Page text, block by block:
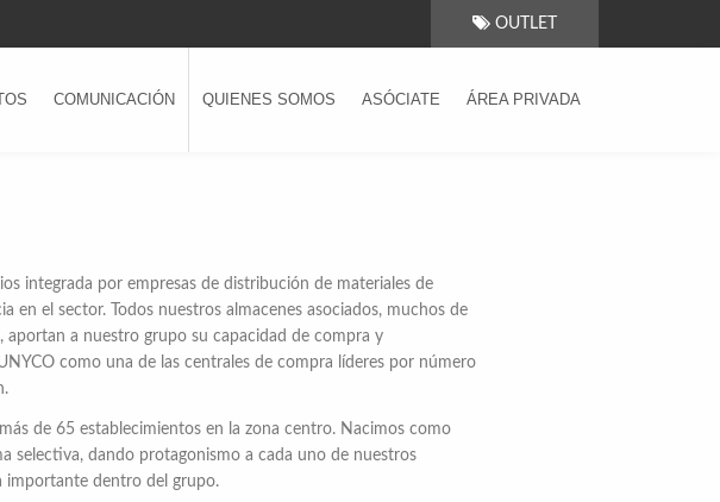
OUTLET
COMUNICACIÓN QUIENES SOMOS ASÓCIATE ÁREA PRIVADA
integrada por empresas de distribución de materiales de
en el sector. Todos nuestros almacenes asociados, muchos de
aportan a nuestro grupo su capacidad de compra y
como una de las centrales de compra líderes por número
de 65 establecimientos en la zona centro. Nacimos como
selectiva, dando protagonismo a cada uno de nuestros
importante dentro del grupo.